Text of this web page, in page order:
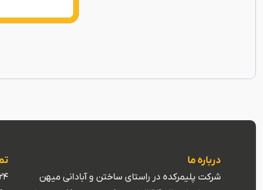
درباره ما
شرکت پلیمرکده در راستای ساختن و آبادانی میهن